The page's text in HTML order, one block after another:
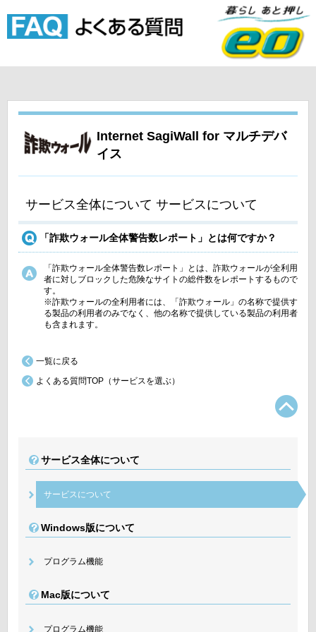
Internet SagiWall for マルチデバ
イス
サービス全体について サービスについて
「詐欺ウォール全体警告数レポート」とは何ですか？
「詐欺ウォール全体警告数レポート」とは、詐欺ウォールが全利用
者に対しブロックした危険なサイトの総件数をレポートするもので
す。
※詐欺ウォールの全利用者には、「詐欺ウォール」の名称で提供す
る製品の利用者のみでなく、他の名称で提供している製品の利用者
も含まれます。
一覧に戻る
よくある質問TOP（サービスを選ぶ）
サービス全体について
サービスについて
Windows版について
プログラム機能
Mac版について
プログラム機能